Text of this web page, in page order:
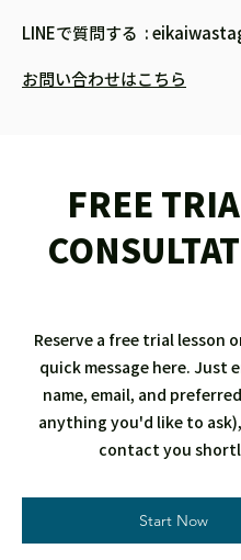
LINEで質問する :
お問い合わせはこちら
FREE
Reserve a free trial lesson
quick message here. Just
name, email, and
anything you'd like to
contact you
Start Now